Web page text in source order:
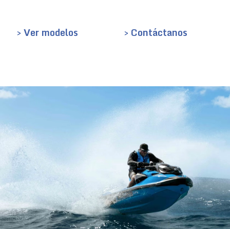
> Ver modelos > Contáctanos